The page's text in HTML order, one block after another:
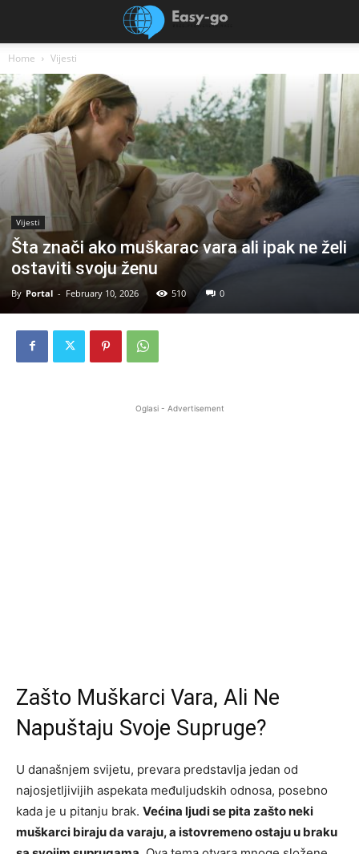
Home Vijesti
Vijesti
Šta znači ako muškarac vara ali ipak ne želi
ostaviti svoju ženu
By Portal - February 10, 2026 510 0
Oglasi - Advertisement
Zašto Muškarci Vara, Ali Ne
Napuštaju Svoje Supruge?
U današnjem svijetu, prevara predstavlja jedan od
najosjetljivijih aspekata međuljudskih odnosa, posebno
kada je u pitanju brak. Većina ljudi se pita zašto neki
muškarci biraju da varaju, a istovremeno ostaju u braku